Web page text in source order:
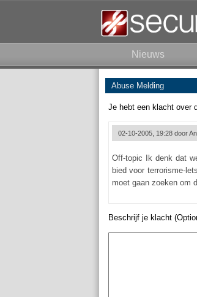
Nieuws
Abuse Melding
Je hebt een klacht over
02-10-2005, 19:28 door
Off-topic Ik denk dat
bied voor terrorisme-
moet gaan zoeken om
Beschrijf je klacht